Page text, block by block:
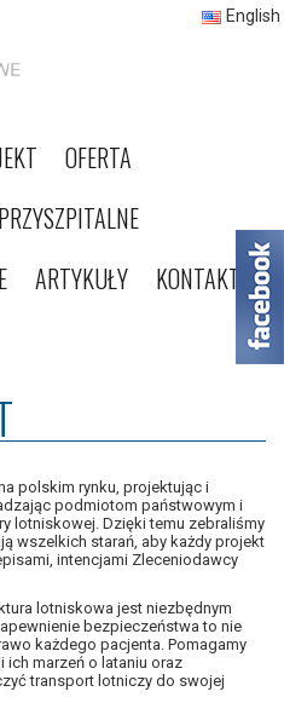
OFERTA
ARTYKUŁY KONTAKT
English
polskim rynku, projektując i
podmiotom państwowym i
lotniskowej. Dzięki temu zebraliśmy
wszelkich starań, aby każdy projekt
intencjami Zleceniodawcy
lotniskowa jest niezbędnym
bezpieczeństwa to nie
każdego pacjenta. Pomagamy
marzeń o lataniu oraz
transport lotniczy do swojej